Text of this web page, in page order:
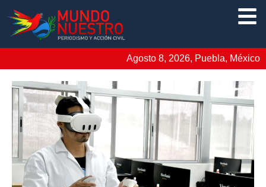
Agosto 8, 2026, Puebla, México